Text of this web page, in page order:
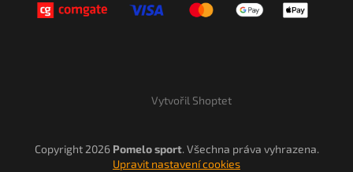
Vytvořil Shoptet
Copyright 2026 Pomelo sport. Všechna práva vyhrazena.
Upravit nastavení cookies